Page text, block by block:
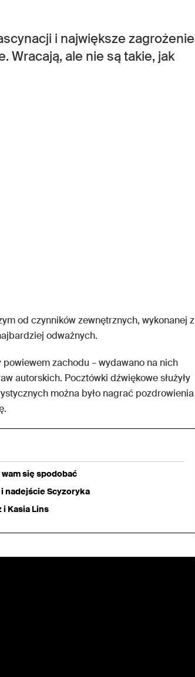
i największe zagrożenie
Wracają, ale nie są takie, jak
od czynników zewnętrznych, wykonanej z
odważnych.
powiewem zachodu – wydawano na nich
autorskich. Pocztówki dźwiękowe służyły
można było nagrać pozdrowienia
się spodobać
nadejście Scyzoryka
i Kasia Lins